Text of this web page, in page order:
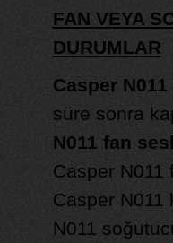
FAN VEYA
DURUMLAR
Casper
süre sonra
N011 fan
Casper N011
Casper N011
N011